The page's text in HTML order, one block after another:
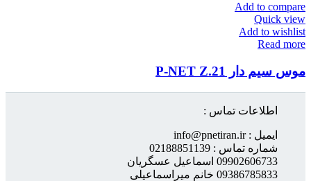
Add to compare
Quick view
Add to wishlist
Read more
موس سیم دار P-NET Z.21
اطلاعات تماس :
ایمیل : info@pnetiran.ir
شماره تماس : 02188851139
09902606733 اسماعیل عسگریان
09386785833 خانم میراسماعیلی